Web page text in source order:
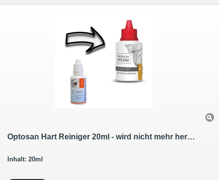
Optosan Hart Reiniger 20ml - wird nicht mehr hergestellt - der Nachfolger
Inhalt: 20ml